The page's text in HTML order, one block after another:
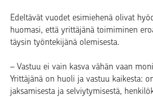
Edeltävät vuodet esimiehenä olivat
huomasi, että yrittäjänä toimiminen
täysin työntekijänä olemisesta.
– Vastuu ei vain kasva vähän vaan
Yrittäjänä on huoli ja vastuu kaikesta:
jaksamisesta ja selviytymisestä,